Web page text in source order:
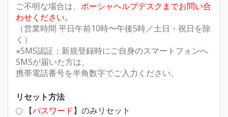
ご不明な場合は、 ポーシャヘルプデスクまでお問い合
わせください。
（営業時間 平日午前10時〜午後5時／土日・祝日を除
く）
※SMS認証：新規登録時にご自身のスマートフォンへ
SMSが届いた方は、
携帯電話番号を半角数字でご入力ください。
リセット方法
【パスワード】のみリセット